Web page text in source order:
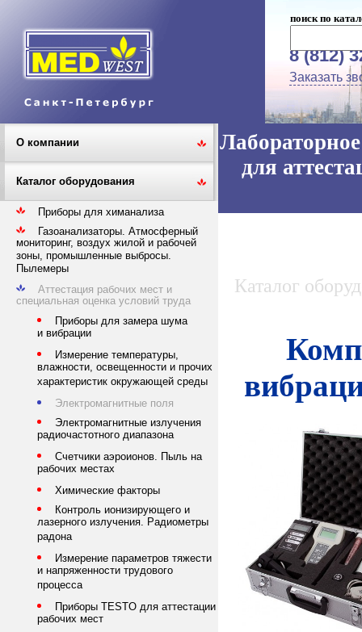
поиск по
8 (812)
Заказать
О компании
Каталог оборудования
Приборы для химанализа
Газоанализаторы. Атмосферный
мониторинг, воздух жилой и рабочей
зоны, промышленные выбросы.
Пылемеры
Аттестация рабочих мест и
специальная оценка условий труда
Приборы для замера шума
и вибрации
Измерение температуры,
влажности, освещенности и прочих
характеристик окружающей среды
Электромагнитные поля
Электромагнитные излучения
радиочастотного диапазона
Счетчики аэроионов. Пыль на
рабочих местах
Химические факторы
Контроль ионизирующего и
лазерного излучения. Радиометры
радона
Измерение параметров тяжести
и напряженности трудового
процесса
Приборы TESTO для аттестации
рабочих мест
для
Каталог